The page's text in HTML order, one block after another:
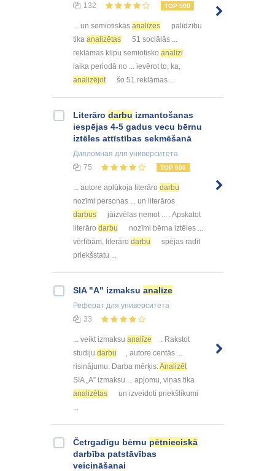
132
TOP 500
... un semiotiskās analīzes
palīdzību
tika analizētas
51 sociālās ...
reklāmas klipu semiotisko analīzi
laika periodā no ... ievērot to, ka,
analizējot
šo 51 reklāmas ...
Literāro darbu izmantošanas
iespējas 4-5 gadus vecu bērnu
iztēles attīstības sekmēšanā
Дипломная для университета
75
TOP 500
... autore aplūkoja literāro darbu
nozīmi personas ... un literāros
darbus
jāizvēlas ņemot ... . Apskatot
literāro darbu
nozīmi bērna iztēles ...
vērtībām, literāro darbu
spējas radīt
priekšstatu ...
SIA "A" izmaksu analīze
Реферат для университета
33
... veikt izmaksu analīze
. Rakstot
studiju darbu
, autore centās ...
risinājumu. Darba mērķis:Analizēt
SIA „A” izmaksu ... apjomu, viņas tika
analizētas
un izveidoti priekšlikumi
...
Četrgadīgu bērnu pētnieciskā
darbība patstāvības
veicināšanai